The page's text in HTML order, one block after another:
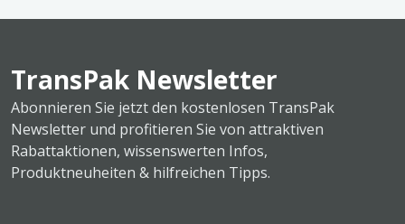
TransPak Newsletter
Abonnieren Sie jetzt den kostenlosen TransPak
Newsletter und profitieren Sie von attraktiven
Rabattaktionen, wissenswerten Infos,
Produktneuheiten & hilfreichen Tipps.